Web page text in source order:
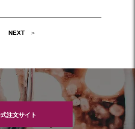
NEXT
注文サイト